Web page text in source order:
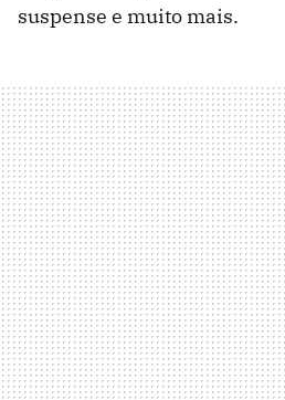
suspense e muito mais.